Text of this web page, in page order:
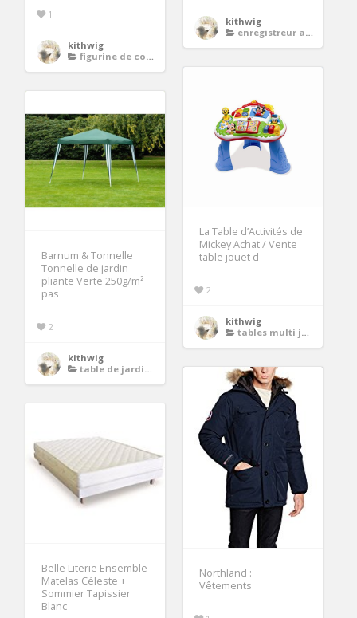
kithwig
enregistreur audio mp3
1
kithwig
figurine de collection
La Table d’Activités de
Mickey Achat / Vente
table jouet d
2
kithwig
tables multi jeux
Barnum & Tonnelle
Tonnelle de jardin
pliante Verte 250g/m²
pas
2
kithwig
table de jardin pliante
Northland :
Vêtements
Belle Literie Ensemble
Matelas Céleste +
Sommier Tapissier
Blanc